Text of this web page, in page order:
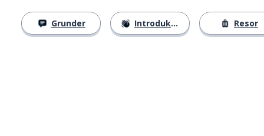
Grunder Introduktion Resor